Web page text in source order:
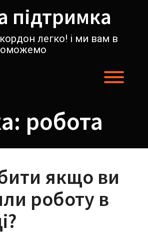
підтримка
кордон легко! і ми вам в
робота
якщо ви
роботу в